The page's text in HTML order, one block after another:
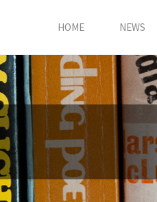
HOME NEWS